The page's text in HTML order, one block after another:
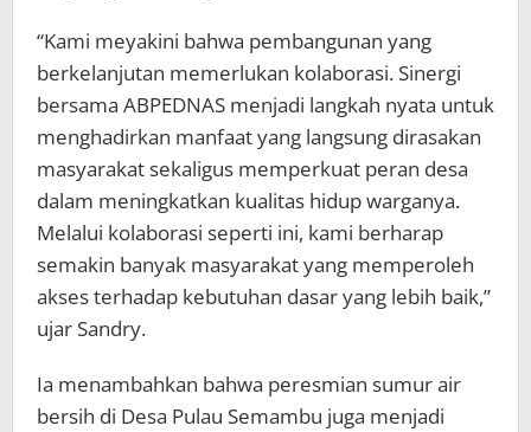
“Kami meyakini bahwa pembangunan yang
berkelanjutan memerlukan kolaborasi. Sinergi
bersama ABPEDNAS menjadi langkah nyata untuk
menghadirkan manfaat yang langsung dirasakan
masyarakat sekaligus memperkuat peran desa
dalam meningkatkan kualitas hidup warganya.
Melalui kolaborasi seperti ini, kami berharap
semakin banyak masyarakat yang memperoleh
akses terhadap kebutuhan dasar yang lebih baik,”
ujar Sandry.
Ia menambahkan bahwa peresmian sumur air
bersih di Desa Pulau Semambu juga menjadi